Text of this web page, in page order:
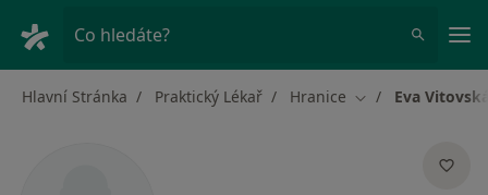
Co hledáte?
Hlavní Stránka Praktický Lékař Hranice Změna města
Eva